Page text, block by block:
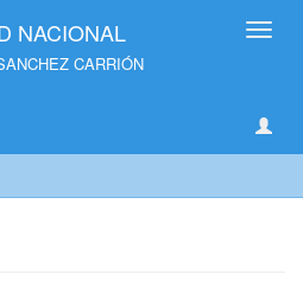
NACIONAL
CARRIÓN